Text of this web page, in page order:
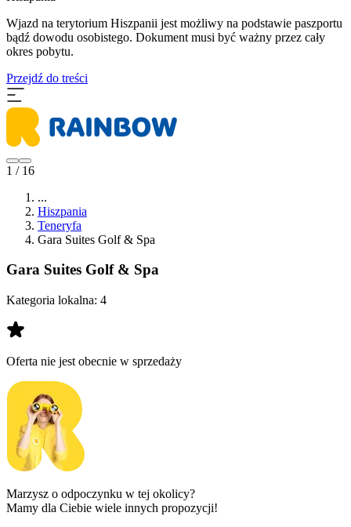
​Wjazd na terytorium Hiszpanii jest możliwy na podstawie paszportu
bądź dowodu osobistego. Dokument musi być ważny przez cały
okres pobytu.
Przejdź do treści
1 / 16
...
Hiszpania
Teneryfa
Gara Suites Golf & Spa
Gara Suites Golf & Spa
Kategoria lokalna: 4
Oferta nie jest obecnie w sprzedaży
Marzysz o odpoczynku w tej okolicy?
Mamy dla Ciebie wiele innych propozycji!